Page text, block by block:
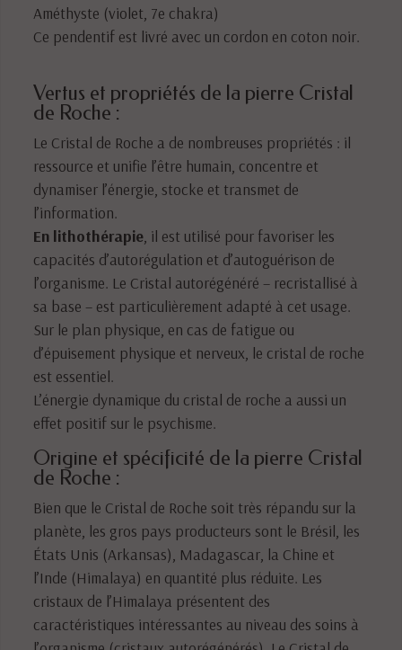
Améthyste (violet, 7e chakra)
Ce pendentif est livré avec un cordon en coton noir.
Vertus et propriétés de la pierre Cristal
de Roche :
Le Cristal de Roche a de nombreuses propriétés : il
ressource et unifie l’être humain, concentre et
dynamiser l’énergie, stocke et transmet de
l’information.
En lithothérapie , il est utilisé pour favoriser les
capacités d’autorégulation et d’autoguérison de
l’organisme. Le Cristal autorégénéré – recristallisé à
sa base – est particulièrement adapté à cet usage.
Sur le plan physique, en cas de fatigue ou
d’épuisement physique et nerveux, le cristal de roche
est essentiel.
L’énergie dynamique du cristal de roche a aussi un
effet positif sur le psychisme.
Origine et spécificité de la pierre Cristal
de Roche :
Bien que le Cristal de Roche soit très répandu sur la
planète, les gros pays producteurs sont le Brésil, les
États Unis (Arkansas), Madagascar, la Chine et
l’Inde (Himalaya) en quantité plus réduite. Les
cristaux de l’Himalaya présentent des
caractéristiques intéressantes au niveau des soins à